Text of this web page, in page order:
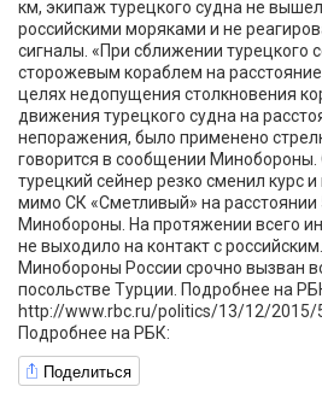
км, экипаж турецкого судна не
российскими моряками и не
сигналы. «При сближении турецкого
сторожевым кораблем на
целях недопущения столкновения
движения турецкого судна на
непоражения, было применено
говорится в сообщении Минобороны.
турецкий сейнер резко сменил курс
мимо СК «Сметливый» на расстоянии
Минобороны. На протяжении всего
не выходило на контакт с
Минобороны России срочно вызван
посольстве Турции. Подробнее на
http://www.rbc.ru/politics/13/12/2015/
Подробнее на РБК:
Поделиться